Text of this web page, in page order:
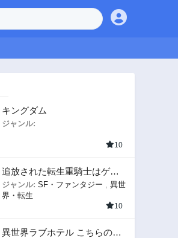
キングダム
ジャンル:
10
追放された転生重騎士はゲー
ム知識で無双する
ジャンル: SF・ファンタジー
異世
界・転生
10
異世界ラブホテル こちらのお